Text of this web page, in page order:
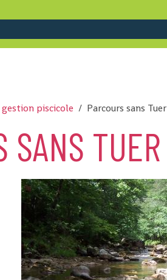
piscicole Parcours sans Tuer
SANS TUER